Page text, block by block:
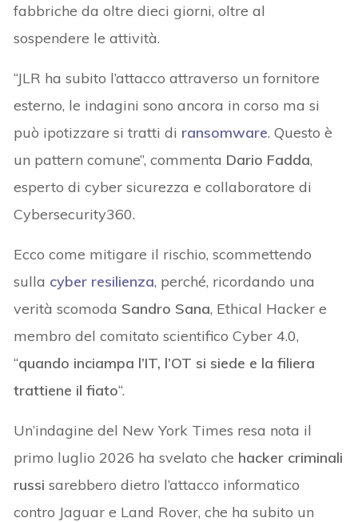
fabbriche da oltre dieci giorni, oltre al
sospendere le attività.
“JLR ha subito l’attacco attraverso un fornitore
esterno, le indagini sono ancora in corso ma si
può ipotizzare si tratti di ransomware. Questo è
un pattern comune”, commenta Dario Fadda,
esperto di cyber sicurezza e collaboratore di
Cybersecurity360.
Ecco come mitigare il rischio, scommettendo
sulla cyber resilienza, perché, ricordando una
verità scomoda Sandro Sana, Ethical Hacker e
membro del comitato scientifico Cyber 4.0,
“quando inciampa l’IT, l’OT si siede e la filiera
trattiene il fiato“.
Un’indagine del New York Times resa nota il
primo luglio 2026 ha svelato che hacker criminali
russisarebbero dietro l’attacco informatico
contro Jaguar e Land Rover, che ha subito un